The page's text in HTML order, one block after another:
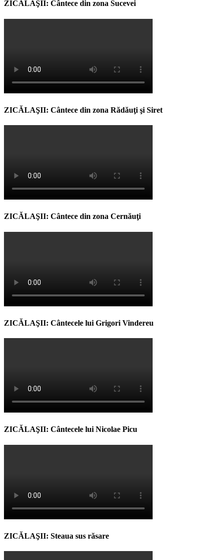
ZICĂLAŞII: Cântece din zona Sucevei
ZICĂLAŞII: Cântece din zona Rădăuţi şi Siret
ZICĂLAŞII: Cântece din zona Cernăuţi
ZICĂLAŞII: Cântecele lui Grigori Vindereu
ZICĂLAŞII: Cântecele lui Nicolae Picu
ZICĂLAŞII: Steaua sus răsare